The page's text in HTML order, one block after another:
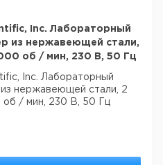
Inc. Лабораторный
из нержавеющей стали,
об / мин, 230 В, 50 Гц
Inc. Лабораторный
из нержавеющей стали, 2
об / мин, 230 В, 50 Гц